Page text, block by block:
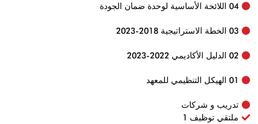
04 اللائحة الأساسية لوحدة ضمان الجودة
03 الخطة الاستراتيجية 2018-2023
02 الدليل الأكاديمي 2022-2023
01 الهيكل التنظيمي للمعهد
تدريب و شركات
ملتقي توظيف 1